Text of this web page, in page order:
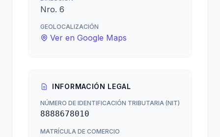
Nro. 6
GEOLOCALIZACIÓN
Ver en Google Maps
INFORMACIÓN LEGAL
NÚMERO DE IDENTIFICACIÓN TRIBUTARIA (NIT)
8888678010
MATRÍCULA DE COMERCIO